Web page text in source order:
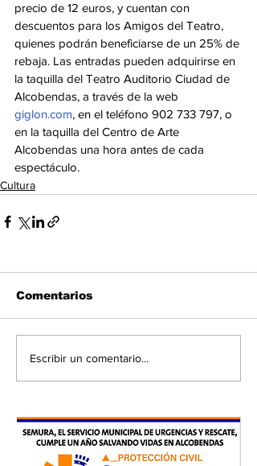
precio de 12 euros, y cuentan con
descuentos para los Amigos del Teatro,
quienes podrán beneficiarse de un 25% de
rebaja. Las entradas pueden adquirirse en
la taquilla del Teatro Auditorio Ciudad de
Alcobendas, a través de la web
giglon.com, en el teléfono 902 733 797, o
en la taquilla del Centro de Arte
Alcobendas una hora antes de cada
espectáculo.
Cultura
Comentarios
Escribir un comentario...